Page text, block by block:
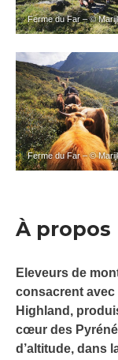
Ferme du Far – ©
Ferme du Far – ©
À propos
Eleveurs de
consacrent avec
Highland,
cœur des
d’altitude, dans